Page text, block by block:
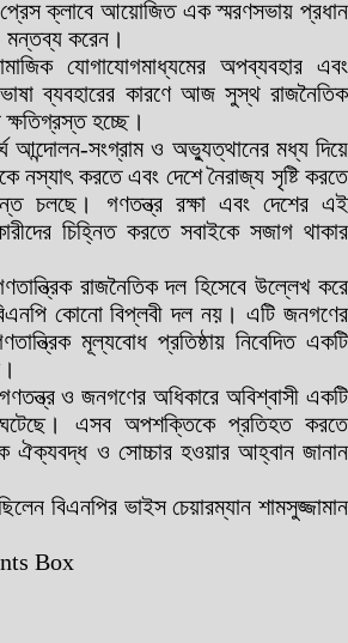
ক্লাবে আয়োজিত এক স্মরণসভায় প্রধান
মন্তব্য করেন।
যোগাযোগমাধ্যমের অপব্যবহার এবং
ভাষা ব্যবহারের কারণে আজ সুস্থ রাজনৈতিক
ক্ষতিগ্রস্ত হচ্ছে।
আন্দোলন-সংগ্রাম ও অভ্যুত্থানের মধ্য দিয়ে
নস্যাৎ করতে এবং দেশে নৈরাজ্য সৃষ্টি করতে
চলছে। গণতন্ত্র রক্ষা এবং দেশের এই
চিহ্নিত করতে সবাইকে সজাগ থাকার
রাজনৈতিক দল হিসেবে উল্লেখ করে
কোনো বিপ্লবী দল নয়। এটি জনগণের
মূল্যবোধ প্রতিষ্ঠায় নিবেদিত একটি
ও জনগণের অধিকারে অবিশ্বাসী একটি
এসব অপশক্তিকে প্রতিহত করতে
ঐক্যবদ্ধ ও সোচ্চার হওয়ার আহ্বান জানান
বিএনপির ভাইস চেয়ারম্যান শামসুজ্জামান
Box